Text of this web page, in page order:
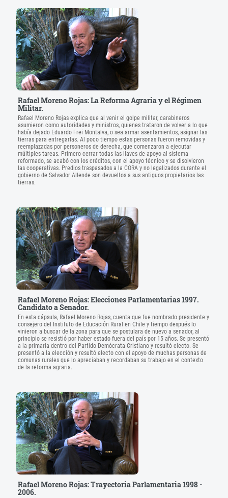
Rafael Moreno Rojas: La Reforma Agraria y el Régimen
Militar.
Rafael Moreno Rojas explica que al venir el golpe militar, carabineros
asumieron como autoridades y ministros, quienes trataron de volver a lo que
había dejado Eduardo Frei Montalva, o sea armar asentamientos, asignar las
tierras para entregarlas. Al poco tiempo estas personas fueron removidas y
reemplazadas por personeros de derecha, que comenzaron a ejecutar
múltiples tareas. Primero cerrar todas las llaves de apoyo al sistema
reformado, se acabó con los créditos, con el apoyo técnico y se disolvieron
las cooperativas. Predios traspasados a la CORA y no legalizados durante el
gobierno de Salvador Allende son devueltos a sus antiguos propietarios las
tierras.
Rafael Moreno Rojas: Elecciones Parlamentarias 1997.
Candidato a Senador.
En esta cápsula, Rafael Moreno Rojas, cuenta que fue nombrado presidente y
consejero del Instituto de Educación Rural en Chile y tiempo después lo
vinieron a buscar de la zona para que se postulara de nuevo a senador, al
principio se resistió por haber estado fuera del país por 15 años. Se presentó
a la primaria dentro del Partido Demócrata Cristiano y resultó electo. Se
presentó a la elección y resultó electo con el apoyo de muchas personas de
comunas rurales que lo apreciaban y recordaban su trabajo en el contexto
de la reforma agraria.
Rafael Moreno Rojas: Trayectoria Parlamentaria 1998 -
2006.